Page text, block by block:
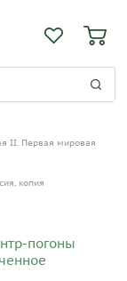
II. Первая мировая
копия